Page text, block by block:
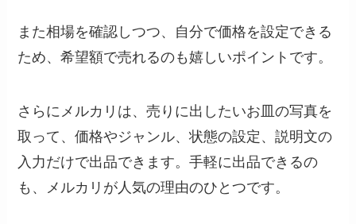
また相場を確認しつつ、自分で価格を設定できる
ため、希望額で売れるのも嬉しいポイントです。
さらにメルカリは、売りに出したいお皿の写真を
取って、価格やジャンル、状態の設定、説明文の
入力だけで出品できます。手軽に出品できるの
も、メルカリが人気の理由のひとつです。